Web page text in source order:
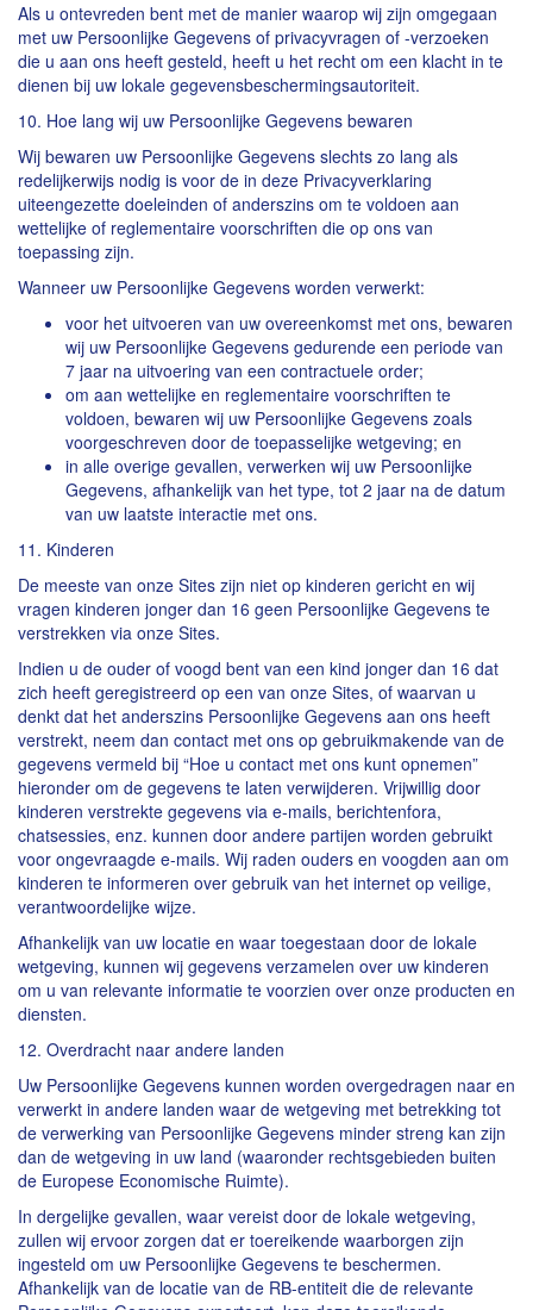
Als u ontevreden bent met de manier waarop wij zijn omgegaan
met uw Persoonlijke Gegevens of privacyvragen of -verzoeken
die u aan ons heeft gesteld, heeft u het recht om een klacht in te
dienen bij uw lokale gegevensbeschermingsautoriteit.
10. Hoe lang wij uw Persoonlijke Gegevens bewaren
Wij bewaren uw Persoonlijke Gegevens slechts zo lang als
redelijkerwijs nodig is voor de in deze Privacyverklaring
uiteengezette doeleinden of anderszins om te voldoen aan
wettelijke of reglementaire voorschriften die op ons van
toepassing zijn.
Wanneer uw Persoonlijke Gegevens worden verwerkt:
voor het uitvoeren van uw overeenkomst met ons, bewaren
wij uw Persoonlijke Gegevens gedurende een periode van
7 jaar na uitvoering van een contractuele order;
om aan wettelijke en reglementaire voorschriften te
voldoen, bewaren wij uw Persoonlijke Gegevens zoals
voorgeschreven door de toepasselijke wetgeving; en
in alle overige gevallen, verwerken wij uw Persoonlijke
Gegevens, afhankelijk van het type, tot 2 jaar na de datum
van uw laatste interactie met ons.
11. Kinderen
De meeste van onze Sites zijn niet op kinderen gericht en wij
vragen kinderen jonger dan 16 geen Persoonlijke Gegevens te
verstrekken via onze Sites.
Indien u de ouder of voogd bent van een kind jonger dan 16 dat
zich heeft geregistreerd op een van onze Sites, of waarvan u
denkt dat het anderszins Persoonlijke Gegevens aan ons heeft
verstrekt, neem dan contact met ons op gebruikmakende van de
gegevens vermeld bij “Hoe u contact met ons kunt opnemen”
hieronder om de gegevens te laten verwijderen. Vrijwillig door
kinderen verstrekte gegevens via e-mails, berichtenfora,
chatsessies, enz. kunnen door andere partijen worden gebruikt
voor ongevraagde e-mails. Wij raden ouders en voogden aan om
kinderen te informeren over gebruik van het internet op veilige,
verantwoordelijke wijze.
Afhankelijk van uw locatie en waar toegestaan door de lokale
wetgeving, kunnen wij gegevens verzamelen over uw kinderen
om u van relevante informatie te voorzien over onze producten en
diensten.
12. Overdracht naar andere landen
Uw Persoonlijke Gegevens kunnen worden overgedragen naar en
verwerkt in andere landen waar de wetgeving met betrekking tot
de verwerking van Persoonlijke Gegevens minder streng kan zijn
dan de wetgeving in uw land (waaronder rechtsgebieden buiten
de Europese Economische Ruimte).
In dergelijke gevallen, waar vereist door de lokale wetgeving,
zullen wij ervoor zorgen dat er toereikende waarborgen zijn
ingesteld om uw Persoonlijke Gegevens te beschermen.
Afhankelijk van de locatie van de RB-entiteit die de relevante